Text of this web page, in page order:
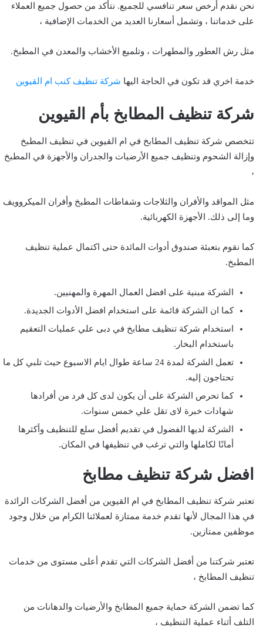
نحن نقدم أرخص سعر تنافسي للجميع. نتأكد من حصول جميع العملاء
على خدماتنا ، وتشمل أسعارنا العديد من الخدمات الإضافية ،
مثل رش العطور والمطهرات ، وتلميع الأخشاب والمعدن في المطبخ.
خدمة اخري قد تكون في الحاجة اليها شركة تنظيف كنب ام القيوين
شركة تنظيف المطابخ بأم القيوين
تتخصص شركة تنظيف المطابخ في ام القيوين في تنظيف المطبخ
وإزالة الشحوم وتنظيف جميع الأرضيات والجدران والأجهزة في المطبخ
،
مثل المواقد والأفران والثلاجات وشفاطات المطبخ وأفران الميكروويف
وما إلى ذلك. الأجهزة الكهربائية.
كما نقوم بتعبئة صندوق أدوات المائدة حتى اكتمال عملية تنظيف
المطبخ.
الشركة مبنية على افضل العمال المهرة والمهنيين.
كما ان الشركة قائمة على استخدام افضل الأدوات الجديدة.
استخدام شركة تنظيف مطابخ في دبى علي عمليات التعقيم
باستخدام البخار.
تعمل الشركة لمدة 24 ساعة طوال ايام الاسبوع حيث تلبي كل ما
تحتاجون إليه.
كما تحرص الشركة على أن يكون لدى كل فرد من أفرادها
شهادات خبرة لاى تقل علي خمس سنوات.
الشركة لديها الفضول في تقديم أفضل سلع للتنظيف وأكثرها
أمانًا لكاملها والتي ترغب في تنظيفها في المكان.
افضل شركة تنظيف مطابخ
تعتبر شركة تنظيف المطابخ في ام القيوين من أفضل الشركات الرائدة
في هذا المجال لأنها تقدم خدمة ممتازة لعملائنا الكرام من خلال وجود
موظفين ممتازين.
تعتبر شركتنا من أفضل الشركات التي تقدم أعلى مستوى من خدمات
تنظيف المطابخ ،
كما تضمن الشركة حماية جميع المطابخ والأرضيات والدهانات من
التلف أثناء عملية التنظيف ،